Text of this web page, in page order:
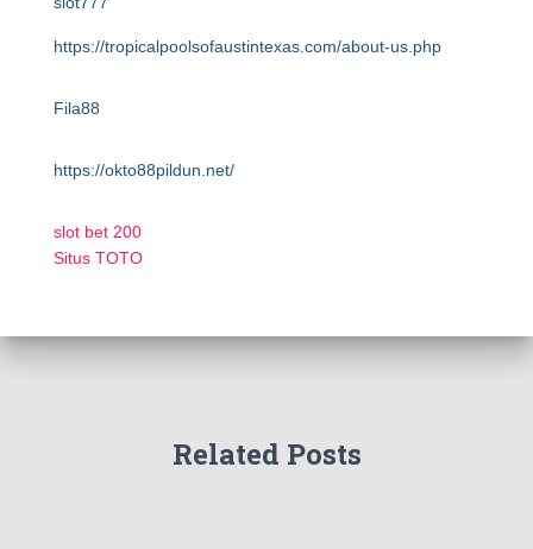
https://tropicalpoolsofaustintexas.com/about-us.php
Fila88
https://okto88pildun.net/
slot bet 200
Situs TOTO
Related Posts